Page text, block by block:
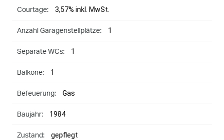
Courtage: 3,57% inkl. MwSt.
Anzahl Garagenstellplätze: 1
Separate WCs: 1
Balkone: 1
Befeuerung: Gas
Baujahr: 1984
Zustand: gepflegt